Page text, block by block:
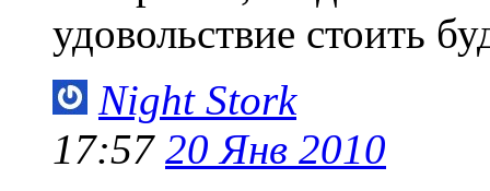
удовольствие стоить
Night Stork
17:57 20 Янв 2010